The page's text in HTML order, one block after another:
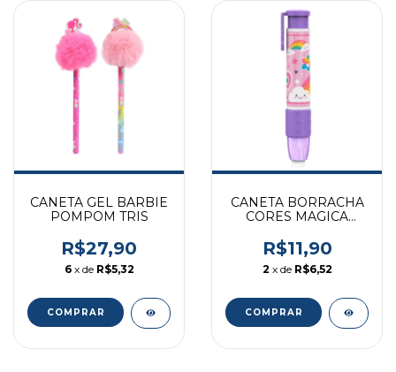
CANETA GEL BARBIE
POMPOM TRIS
R$27,90
6 x de R$5,32
CANETA BORRACHA
CORES MAGICA
R$11,90
2 x de R$6,52